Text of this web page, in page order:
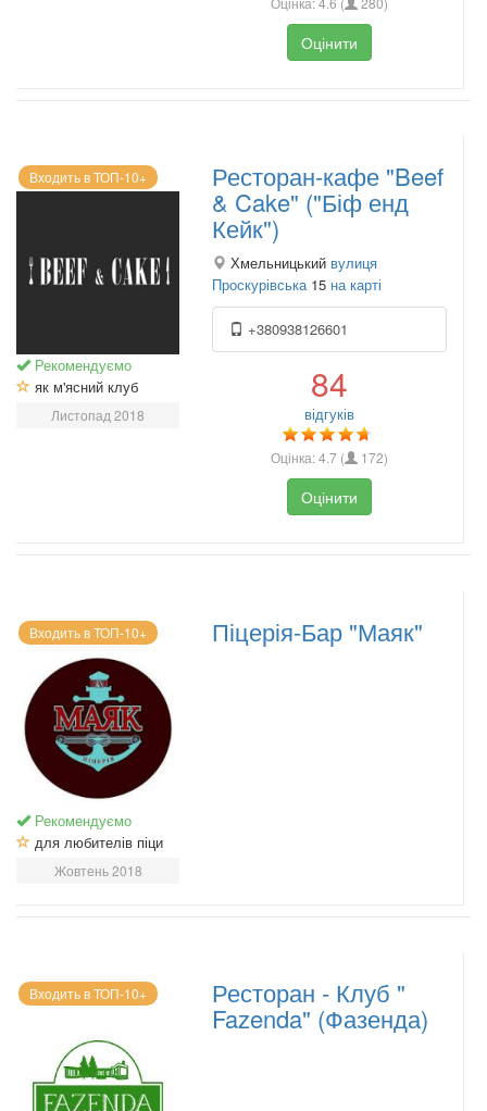
Оцінити
Входить в ТОП-10+
Рекомендуємо
як м'ясний клуб
Листопад 2018
Ресторан-кафе "Beef
& Cake" ("Біф енд
Кейк")
Хмельницький вулиця
Проскурівська15 на карті
+380938126601
84
відгуків
Оцінка:4.7 ( 172)
Оцінити
Входить в ТОП-10+
Рекомендуємо
для любителів піци
Жовтень 2018
Піцерія-Бар "Маяк"
Входить в ТОП-10+ Ресторан - Клуб "
Fazenda" (Фазенда)